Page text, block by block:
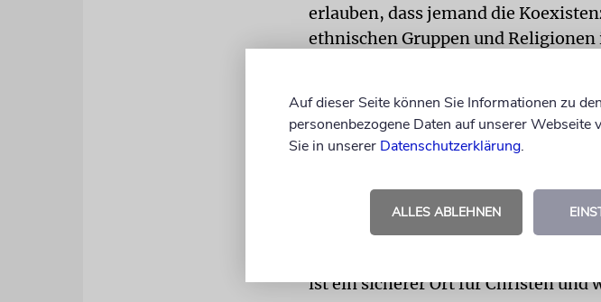
erlauben, dass jemand die
ethnischen Gruppen und
REAKTIONENZentralratspräsident
haben wir die Nachricht vom
Sie sind durch nichts zu
keine Menschen getötet wurden.
ist ein sicherer Ort für Christen und
Auf dieser Seite können Sie Informationen zu
personenbezogene Daten auf unserer
Sie in unserer Datenschutzerklärung.
ALLES ABLEHNEN